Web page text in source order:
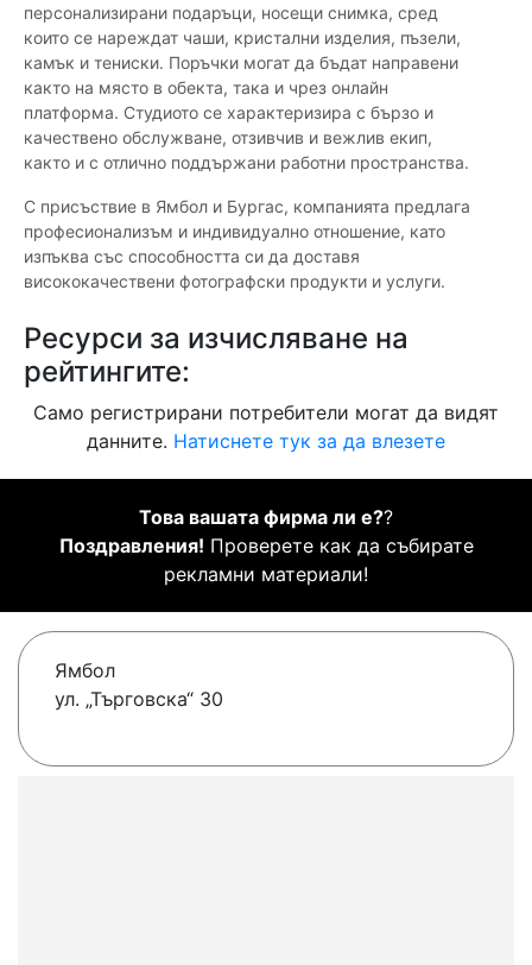
персонализирани подаръци, носещи снимка, сред
които се нареждат чаши, кристални изделия, пъзели,
камък и тениски. Поръчки могат да бъдат направени
както на място в обекта, така и чрез онлайн
платформа. Студиото се характеризира с бързо и
качествено обслужване, отзивчив и вежлив екип,
както и с отлично поддържани работни пространства.
С присъствие в Ямбол и Бургас, компанията предлага
професионализъм и индивидуално отношение, като
изпъква със способността си да доставя
висококачествени фотографски продукти и услуги.
Ресурси за изчисляване на
рейтингите:
Само регистрирани потребители могат да видят
данните. Натиснете тук за да влезете
Това вашата фирма ли е??
Поздравления! Проверете как да събирате
рекламни материали!
Ямбол
ул. „Търговска“ 30